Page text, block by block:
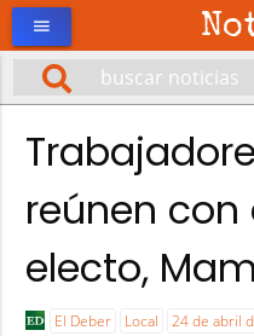
menu
reúnen
electo,
El Deber Local 24 de abril